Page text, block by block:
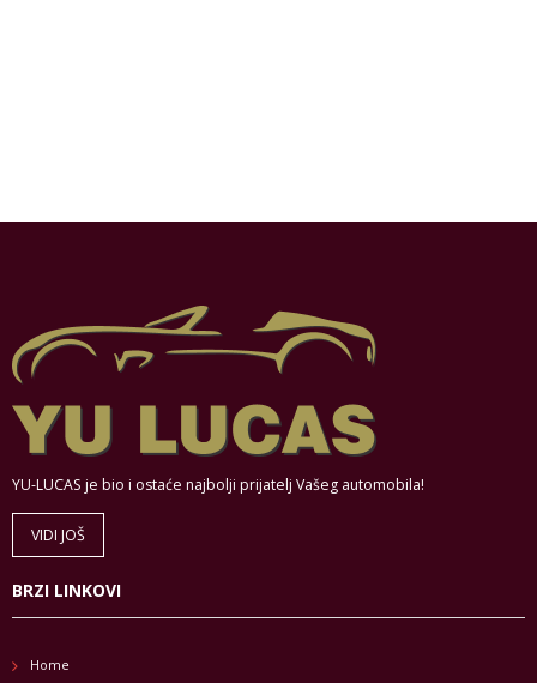
YU-LUCAS je bio i ostaće najbolji prijatelj Vašeg automobila!
VIDI JOŠ
BRZI LINKOVI
Home